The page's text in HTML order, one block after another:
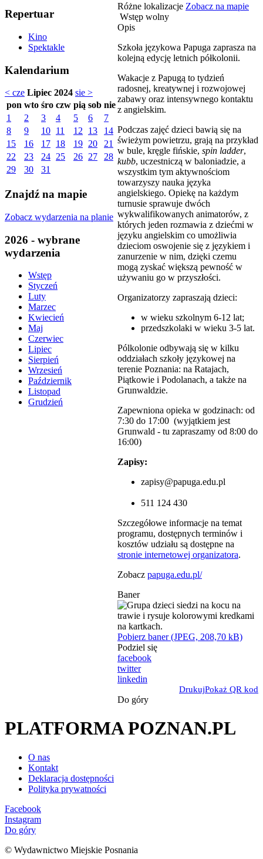
Repertuar
Kino
Spektakle
Kalendarium
< cze Lipiec 2024 sie >
pon wto śro czw pią sob nie
1
2 3 4 5 6
7
8
9 10 11 12 13
14
15
16 17 18 19 20
21
22
23 24 25 26 27
28
29
30 31
Znajdź na mapie
Zobacz wydarzenia na planie
2026 - wybrane
wydarzenia
Wstęp
Styczeń
Luty
Marzec
Kwiecień
Maj
Czerwiec
Lipiec
Sierpień
Wrzesień
Październik
Listopad
Grudzień
Różne lokalizacje Zobacz na mapie
Wstęp wolny
Opis
Szkoła językowa Papuga zaprasza na
kolejną edycję letnich półkolonii.
Wakacje z Papugą to tydzień
radosnej, kreatywnej i rozwojowej
zabawy oraz intensywnego kontaktu
z angielskim.
Podczas zajęć dzieci bawią się na
świeżym powietrzu, grają na przykład
w bule, kręgle fińskie, spin ladder,
kubb, uczestniczą w baloniadzie, a
wszystkim tym aktywnościom
towarzyszy nauka języka
angielskiego. Opiekę na każdym
turnusie sprawuje dwóch
wykwalifikowanych animatorów, z
których jeden rozmawia z dziećmi w
języku angielskim co umożliwia
dzieciom oswojenie się z językiem i
zanurzenie w nim, dzięki czemu
mogą zyskać większą pewność w
używaniu go w przyszłości.
Organizatorzy zapraszają dzieci:
w wieku szkolnym 6-12 lat;
przedszkolaki w wieku 3-5 lat.
Pólkolonie odbywają się w kilku
oddziałach szkoły językowej na
terenie Poznania: na Ratajach,
Piątkowie i Podolanach, a także na
Grunwaldzie.
Zapewniona opieka w godzinach: od
7:30 do 17:00 (wyjątkiem jest
Grunwald - tu zapraszamy od 8:00 do
16:00)
Zapisy:
zapisy@papuga.edu.pl
511 124 430
Szczegółowe informacje na temat
programu, dostępnych terminów i
kosztów udziału są dostępne na
stronie internetowej organizatora.
Zobacz papuga.edu.pl/
Baner
Pobierz baner (JPEG, 208,70 kB)
Podziel się
facebook
twitter
linkedin
DrukujPokaż QR kod
Do góry
PLATFORMA POZNAN.PL
O nas
Kontakt
Deklaracja dostępności
Polityka prywatności
Facebook
Instagram
Do góry
© Wydawnictwo Miejskie Posnania